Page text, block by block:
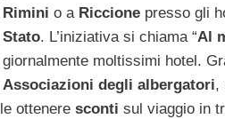
Rimini o a Riccionepresso gli
Stato. L’iniziativa si chiama “Al
giornalmente moltissimi hotel.
Associazioni degli albergatori,
ottenere sconti sul viaggio in